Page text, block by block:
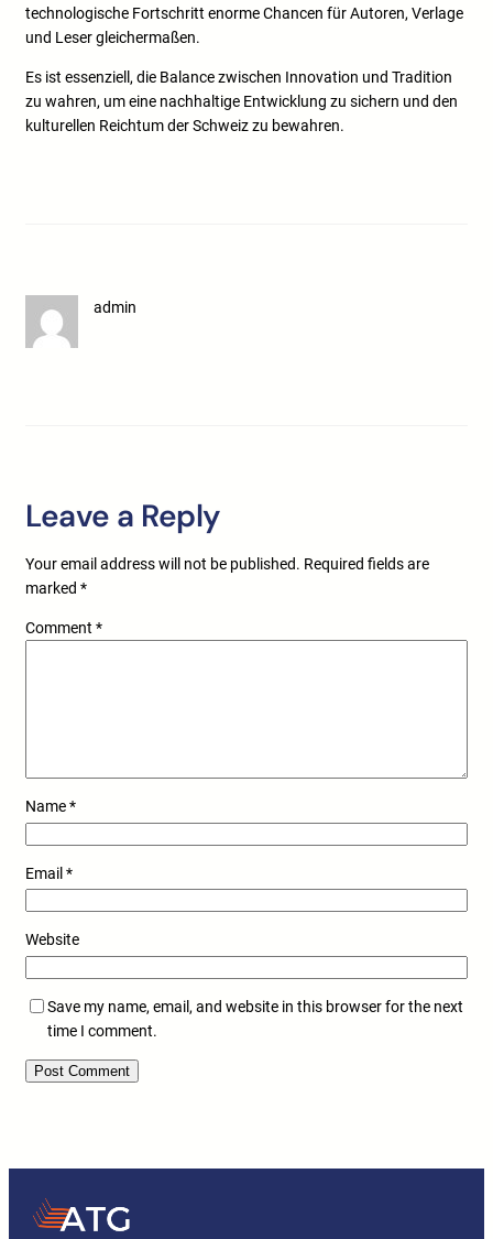
technologische Fortschritt enorme Chancen für Autoren, Verlage
und Leser gleichermaßen.
Es ist essenziell, die Balance zwischen Innovation und Tradition
zu wahren, um eine nachhaltige Entwicklung zu sichern und den
kulturellen Reichtum der Schweiz zu bewahren.
admin
Leave a Reply
Your email address will not be published. Required fields are
marked *
Comment *
Name*
Email *
Website
Save my name, email, and website in this browser for the next
time I comment.